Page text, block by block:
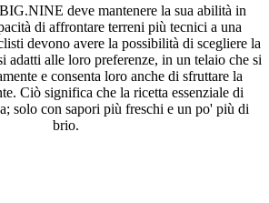
deve mantenere la sua abilità in
di affrontare terreni più tecnici a una
devono avere la possibilità di scegliere la
adatti alle loro preferenze, in un telaio che si
e consenta loro anche di sfruttare la
Ciò significa che la ricetta essenziale di
solo con sapori più freschi e un po' più di
brio.